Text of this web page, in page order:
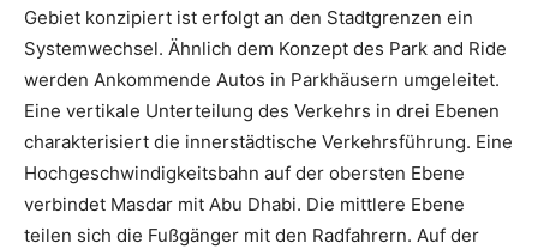
Gebiet konzipiert ist erfolgt an den Stadtgrenzen ein
Systemwechsel. Ähnlich dem Konzept des Park and Ride
werden Ankommende Autos in Parkhäusern umgeleitet.
Eine vertikale Unterteilung des Verkehrs in drei Ebenen
charakterisiert die innerstädtische Verkehrsführung. Eine
Hochgeschwindigkeitsbahn auf der obersten Ebene
verbindet Masdar mit Abu Dhabi. Die mittlere Ebene
teilen sich die Fußgänger mit den Radfahrern. Auf der